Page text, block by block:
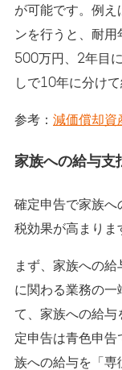
が可能です。例
ンを行うと、耐
500万円、2年目
しで10年に分け
参考： 減価償却資
家族への給与支
確定申告で家族へ
税効果が高まりま
まず、家族への
に関わる業務の一
て、家族への給
定申告は青色申
族への給与を「専